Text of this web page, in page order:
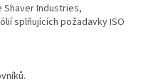
Industries,
splňujících požadavky ISO